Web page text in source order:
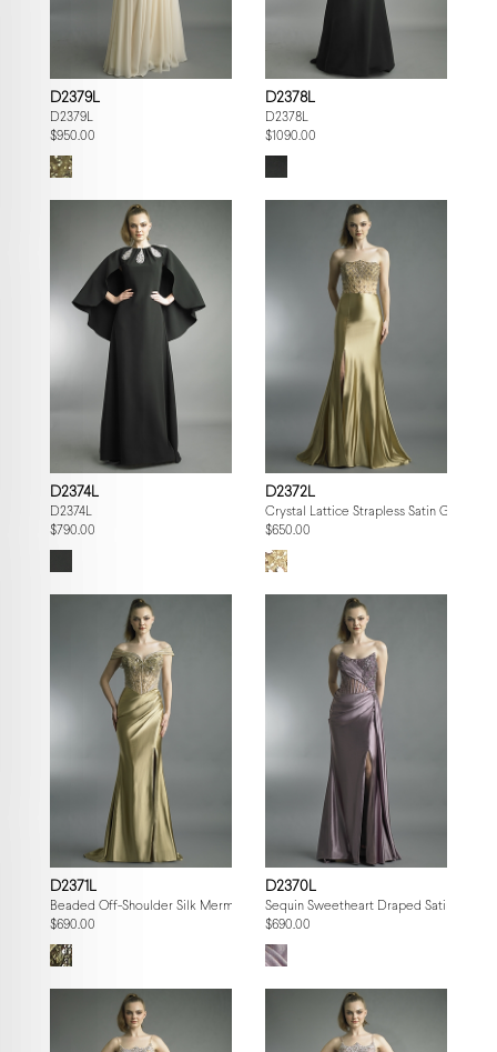
D2379L
D2379L
$950.00
D2378L
D2378L
$1090.00
D2374L
D2374L
$790.00
D2372L
Crystal Lattice Strapless Satin Gown
$650.00
D2371L
Beaded Off-Shoulder Silk Mermaid Gown
$690.00
D2370L
Sequin Sweetheart Draped Satin Gown
$690.00